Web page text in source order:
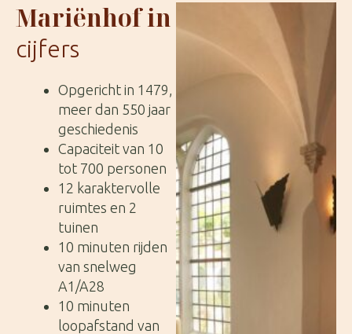
Mariënhof in
cijfers
Opgericht in 1479,
meer dan 550 jaar
geschiedenis
Capaciteit van 10
tot 700 personen
12 karaktervolle
ruimtes en 2
tuinen
10 minuten rijden
van snelweg
A1/A28
10 minuten
loopafstand van